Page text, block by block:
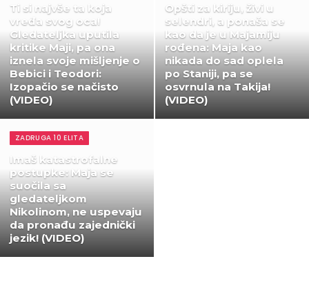
Ti si najvše ta koja
vređa svog oca!
Gledateljka uputila
kritike Maji, pa ona
iznela svoje mišljenje o
Bebici i Teodori:
Izopačio se načisto
(VIDEO)
Opšti za kiriju, živi u
selendri, a ponaša se
kao da je u Majamiju
rođena: Maja kao
nikada do sad oplela
po Staniji, pa se
osvrnula na Takija!
(VIDEO)
ZADRUGA 10 ELITA
Imaš katastrofalne
postupke: Maja se
suočila sa
gledateljkom
Nikolinom, ne uspevaju
da pronađu zajednički
jezik! (VIDEO)